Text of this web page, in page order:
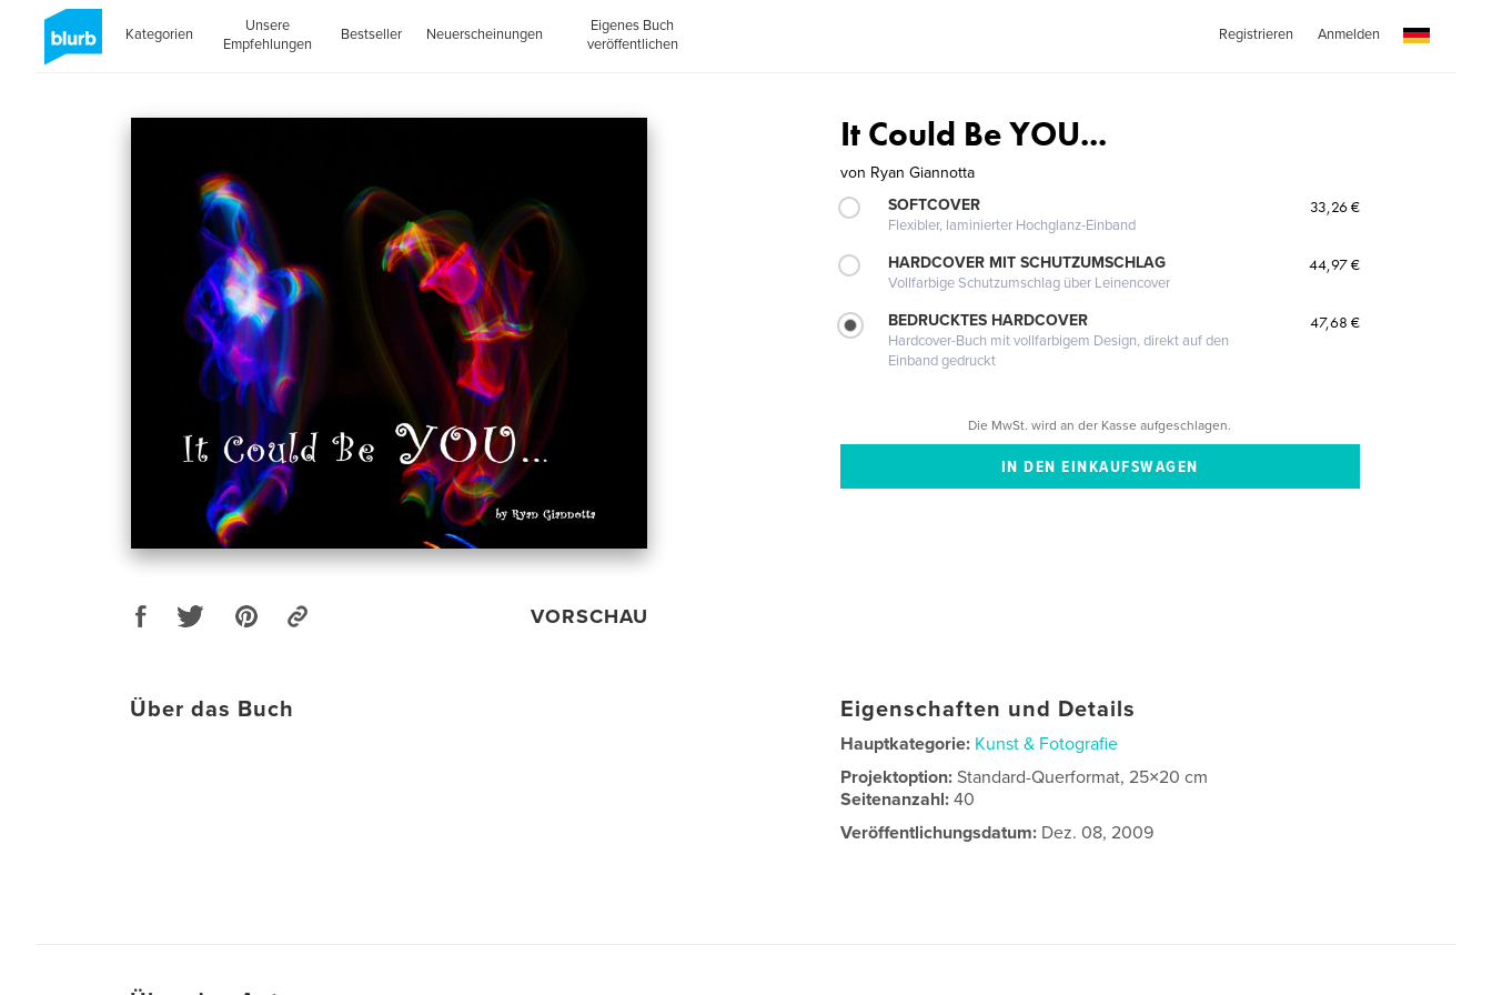
Kategorien
Unsere
Empfehlungen
Bestseller Neuerscheinungen
Eigenes Buch
veröffentlichen
Registrieren Anmelden
VORSCHAU
It Could Be YOU...
von Ryan Giannotta
SOFTCOVER
Flexibler, laminierter Hochglanz-Einband
33,26 €
HARDCOVER MIT SCHUTZUMSCHLAG
Vollfarbige Schutzumschlag über Leinencover
44,97 €
BEDRUCKTES HARDCOVER
Hardcover-Buch mit vollfarbigem Design, direkt auf den
Einband gedruckt
47,68 €
Die MwSt. wird an der Kasse aufgeschlagen.
Über das Buch Eigenschaften und Details
Hauptkategorie: Kunst & Fotografie
Projektoption:Standard-Querformat, 25×20 cm
Seitenanzahl:40
Veröffentlichungsdatum: Dez. 08, 2009